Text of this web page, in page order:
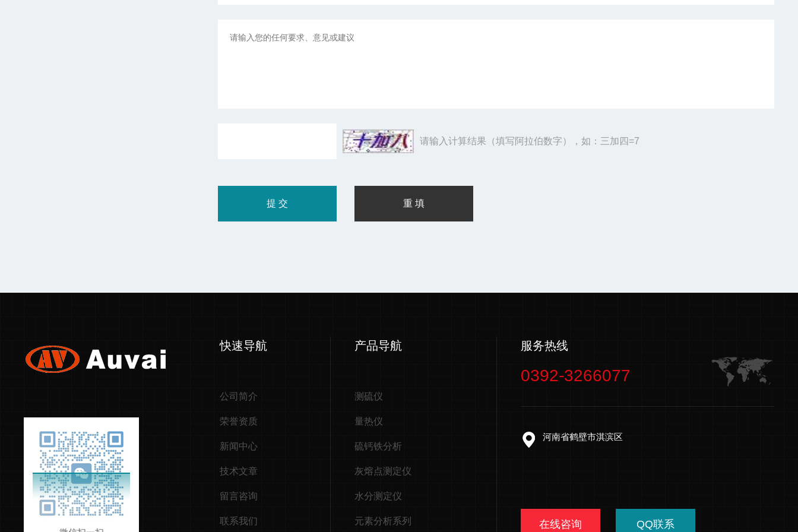
请输入计算结果（填写阿拉伯数字），如：三加四=7
快速导航
公司简介
荣誉资质
新闻中心
技术文章
留言咨询
联系我们
产品导航
测硫仪
量热仪
硫钙铁分析
灰熔点测定仪
水分测定仪
元素分析系列
服务热线
0392-3266077
河南省鹤壁市淇滨区
在线咨询 QQ联系